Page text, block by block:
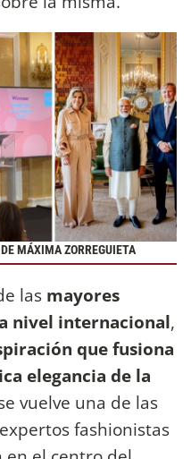
MÁXIMA ZORREGUIETA
las mayores
nivel internacional,
que fusiona
elegancia de la
vuelve una de las
fashionistas